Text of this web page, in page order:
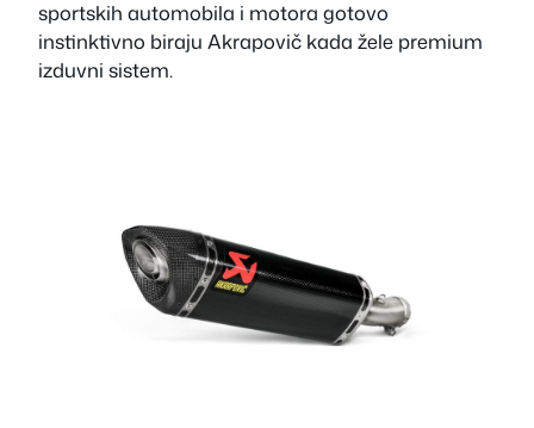
sportskih automobila i motora gotovo
instinktivno biraju Akrapovič kada žele premium
izduvni sistem.